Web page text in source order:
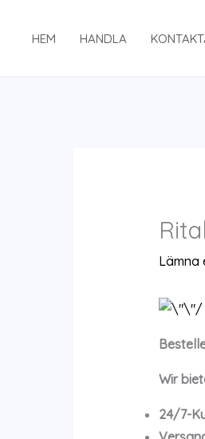
HEM HANDLA
Lämna
Wir
24/7-